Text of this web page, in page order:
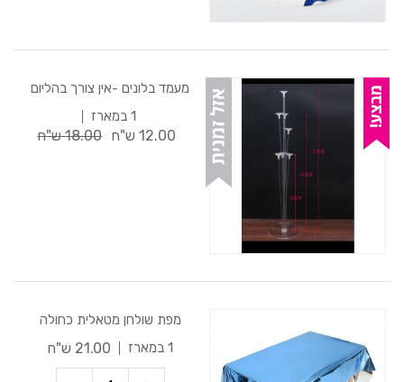
מעמד בלונים -אין צורך בהליום
1 במארז
12.00 ש"ח 18.00 ש"ח
מפת שולחן מטאלית כחולה
1 במארז
21.00 ש"ח